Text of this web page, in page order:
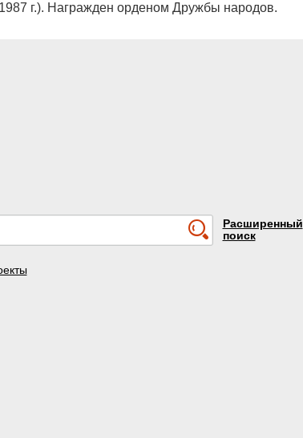
г.). Награжден орденом Дружбы народов.
Расширенный
поиск